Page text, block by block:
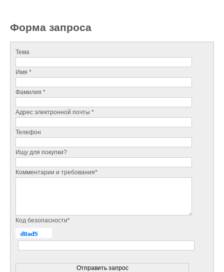
Форма запроса
Тема
Имя *
Фамилия *
Адрес электронной почты *
Телефон
Ищу для покупки?
Комментарии и требования*
Код безопасности*